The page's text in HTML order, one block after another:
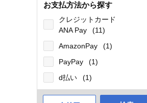
お支払方法から探す
クレジットカード
ANA Pay
(11)
AmazonPay
(1)
PayPay
(1)
d払い
(1)